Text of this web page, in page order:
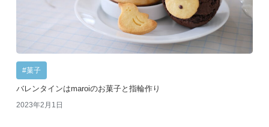
#菓子
バレンタインはmaroiのお菓子と指輪作り
2023年2月1日